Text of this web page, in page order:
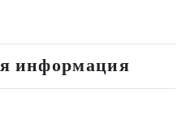
информация